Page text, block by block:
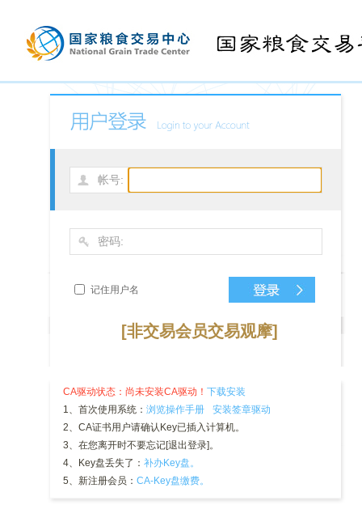
帐号:
密码:
记住用户名
[非交易会员交易观摩]
CA驱动状态：尚未安装CA驱动！ 下载安装
1、首次使用系统： 浏览操作手册
安装签章驱动
2、CA证书用户请确认Key已插入计算机。
3、在您离开时不要忘记[退出登录]。
4、Key盘丢失了： 补办Key盘。
5、新注册会员： CA-Key盘缴费。